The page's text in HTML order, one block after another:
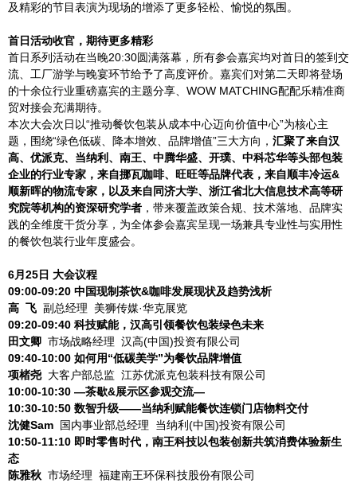
及精彩的节目表演为现场的增添了更多轻松、愉悦的氛围。
首日活动收官，期待更多精彩
首日系列活动在当晚20:30圆满落幕，所有参会嘉宾均对首日的签到交
流、工厂游学与晚宴环节给予了高度评价。嘉宾们对第二天即将登场
的十余位行业重磅嘉宾的主题分享、WOW MATCHING配配乐精准商
贸对接会充满期待。
本次大会次日以“推动餐饮包装从成本中心迈向价值中心”为核心主
题，围绕“绿色低碳、降本增效、品牌增值”三大方向， 汇聚了来自汉
高、优派克、当纳利、南王、中腾华盛、开璞、中科芯华等头部包装
企业的行业专家，来自挪瓦咖啡、旺旺等品牌代表，来自顺丰冷运&
顺新晖的物流专家，以及来自同济大学、浙江省北大信息技术高等研
究院等机构的资深研究学者 ，带来覆盖政策合规、技术落地、品牌实
践的全维度干货分享，为全体参会嘉宾呈现一场兼具专业性与实用性
的餐饮包装行业年度盛会。
6月25日 大会议程
09:00-09:20 中国现制茶饮&咖啡发展现状及趋势浅析
高 飞 副总经理 美狮传媒·华克展览
09:20-09:40 科技赋能，汉高引领餐饮包装绿色未来
田文卿 市场战略经理 汉高(中国)投资有限公司
09:40-10:00 如何用“低碳美学”为餐饮品牌增值
项楮尧大客户部总监 江苏优派克包装科技有限公司
10:00-10:30 —茶歇&展示区参观交流—
10:30-10:50 数智升级——当纳利赋能餐饮连锁门店物料交付
沈健Sam 国内事业部总经理 当纳利(中国)投资有限公司
10:50-11:10 即时零售时代，南王科技以包装创新共筑消费体验新生
态
陈雅秋 市场经理 福建南王环保科技股份有限公司